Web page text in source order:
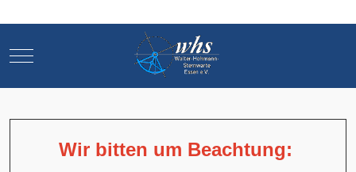
Mobile Menu Toggle
Wir bitten um Beachtung: